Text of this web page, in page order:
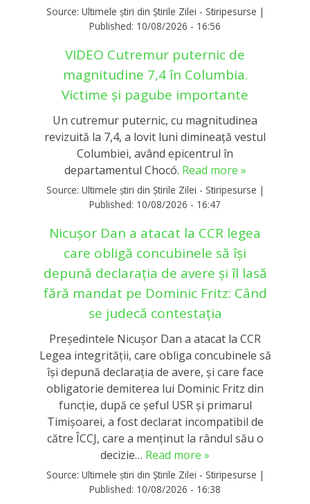
Source: Ultimele știri din Știrile Zilei - Stiripesurse |
Published: 10/08/2026 - 16:56
VIDEO Cutremur puternic de
magnitudine 7,4 în Columbia.
Victime și pagube importante
Un cutremur puternic, cu magnitudinea
revizuită la 7,4, a lovit luni dimineață vestul
Columbiei, având epicentrul în
departamentul Chocó. Read more »
Source: Ultimele știri din Știrile Zilei - Stiripesurse |
Published: 10/08/2026 - 16:47
Nicușor Dan a atacat la CCR legea
care obligă concubinele să își
depună declarația de avere și îl lasă
fără mandat pe Dominic Fritz: Când
se judecă contestația
Președintele Nicușor Dan a atacat la CCR
Legea integrității, care obliga concubinele să
își depună declarația de avere, și care face
obligatorie demiterea lui Dominic Fritz din
funcție, după ce șeful USR și primarul
Timișoarei, a fost declarat incompatibil de
către ÎCCJ, care a menținut la rândul său o
decizie… Read more »
Source: Ultimele știri din Știrile Zilei - Stiripesurse |
Published: 10/08/2026 - 16:38